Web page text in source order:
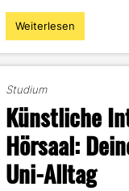
"Systematisch
statt
nutzt
du
die
Recherche-
Tools
der
Weiterlesen
Studium
Künstliche
Hörsaal:
Uni-Alltag